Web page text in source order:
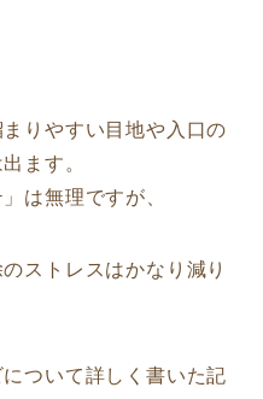
りやすい目地や入口の
ます。
は無理ですが、
ストレスはかなり減り
ついて詳しく書いた記